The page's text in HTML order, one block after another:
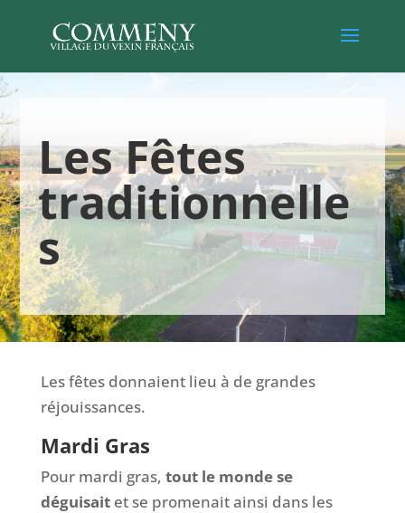
Les Fêtes
traditionnelle
s
Les fêtes donnaient lieu à de grandes
réjouissances.
Mardi Gras
Pour mardi gras, tout le monde se
déguisaitet se promenait ainsi dans les